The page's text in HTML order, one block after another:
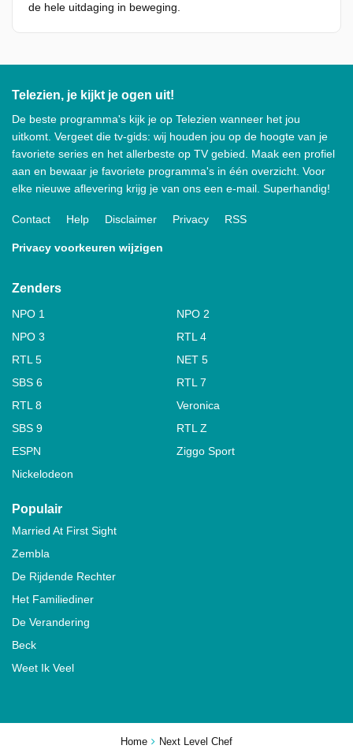
Home Next Level Chef
de hele uitdaging in beweging.
Telezien, je kijkt je ogen uit!
De beste programma's kijk je op Telezien wanneer het jou
uitkomt. Vergeet die tv-gids: wij houden jou op de hoogte van je
favoriete series en het allerbeste op TV gebied. Maak een profiel
aan en bewaar je favoriete programma's in één overzicht. Voor
elke nieuwe aflevering krijg je van ons een e-mail. Superhandig!
Contact Help Disclaimer Privacy RSS
Privacy voorkeuren wijzigen
Zenders
NPO 1
NPO 2
NPO 3
RTL 4
RTL 5
NET 5
SBS 6
RTL 7
RTL 8
Veronica
SBS 9
RTL Z
ESPN
Ziggo Sport
Nickelodeon
Populair
Married At First Sight
Zembla
De Rijdende Rechter
Het Familiediner
De Verandering
Beck
Weet Ik Veel